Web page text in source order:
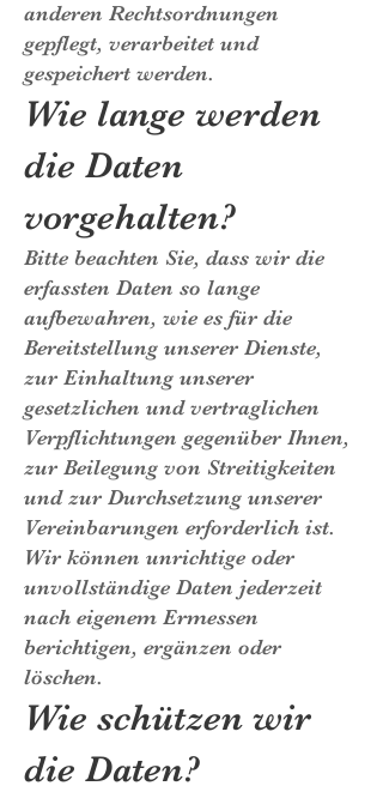
anderen Rechtsordnungen
gepflegt, verarbeitet und
gespeichert werden.
Wie lange werden
die Daten
vorgehalten?
Bitte beachten Sie, dass wir die
erfassten Daten so lange
aufbewahren, wie es für die
Bereitstellung unserer Dienste,
zur Einhaltung unserer
gesetzlichen und vertraglichen
Verpflichtungen gegenüber Ihnen,
zur Beilegung von Streitigkeiten
und zur Durchsetzung unserer
Vereinbarungen erforderlich ist.
Wir können unrichtige oder
unvollständige Daten jederzeit
nach eigenem Ermessen
berichtigen, ergänzen oder
löschen.
Wie schützen wir
die Daten?